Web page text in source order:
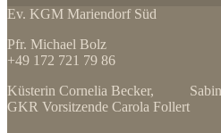
Ev. KGM Mariendorf Süd
Pfr. Michael Bolz
+49 172 721 79 86
Küsterin Cornelia Becker,
GKR Vorsitzende Carola Follert